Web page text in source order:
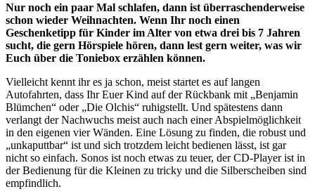
Nur noch ein paar Mal schlafen, dann ist überraschenderweise
schon wieder Weihnachten. Wenn Ihr noch einen
Geschenketipp für Kinder im Alter von etwa drei bis 7 Jahren
sucht, die gern Hörspiele hören, dann lest gern weiter, was wir
Euch über die Toniebox erzählen können.
Vielleicht kennt ihr es ja schon, meist startet es auf langen
Autofahrten, dass Ihr Euer Kind auf der Rückbank mit „Benjamin
Blümchen“ oder „Die Olchis“ ruhigstellt. Und spätestens dann
verlangt der Nachwuchs meist auch nach einer Abspielmöglichkeit
in den eigenen vier Wänden. Eine Lösung zu finden, die robust und
„unkaputtbar“ ist und sich trotzdem leicht bedienen lässt, ist gar
nicht so einfach. Sonos ist noch etwas zu teuer, der CD-Player ist in
der Bedienung für die Kleinen zu tricky und die Silberscheiben sind
empfindlich.